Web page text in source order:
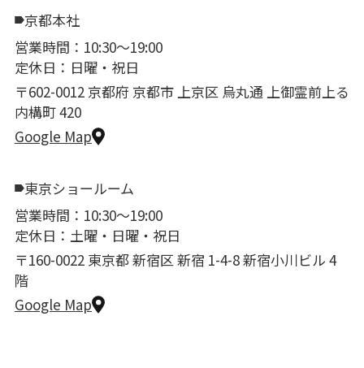
京都本社
営業時間：10:30〜19:00
定休日：日曜・祝日
〒602-0012 京都府 京都市 上京区 烏丸通 上御霊前上る
内構町 420
Google Map
東京ショールーム
営業時間：10:30〜19:00
定休日：土曜・日曜・祝日
〒160-0022 東京都 新宿区 新宿 1-4-8 新宿小川ビル 4
階
Google Map